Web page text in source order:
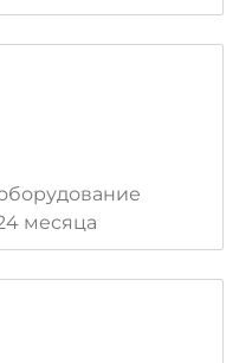
месяца